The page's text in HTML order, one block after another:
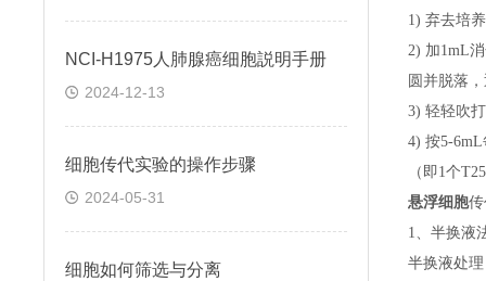
NCI-H1975人肺腺癌细胞説明手册
2024-12-13
细胞传代实验的操作步骤
2024-05-31
细胞如何筛选与分离
1) 弃去培
2) 加1mL
圆并脱落
3) 轻轻吹
4) 按5-
（即1个
悬浮细胞
1、半换液
半换液处